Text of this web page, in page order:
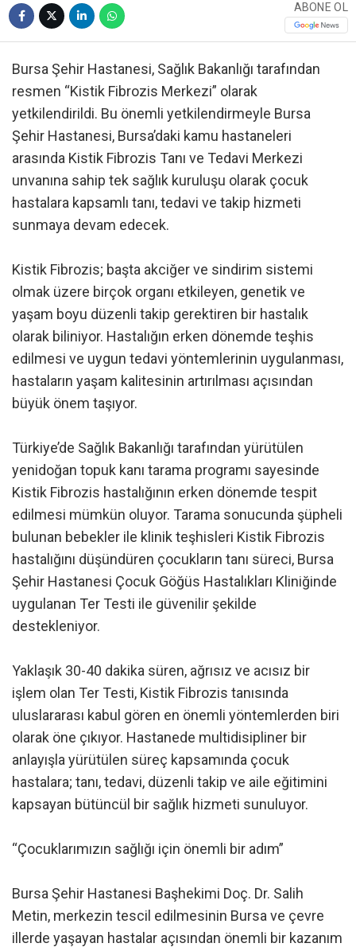
ABONE OL
Bursa Şehir Hastanesi, Sağlık Bakanlığı tarafından
resmen “Kistik Fibrozis Merkezi” olarak
yetkilendirildi. Bu önemli yetkilendirmeyle Bursa
Şehir Hastanesi, Bursa’daki kamu hastaneleri
arasında Kistik Fibrozis Tanı ve Tedavi Merkezi
unvanına sahip tek sağlık kuruluşu olarak çocuk
hastalara kapsamlı tanı, tedavi ve takip hizmeti
sunmaya devam edecek.
Kistik Fibrozis; başta akciğer ve sindirim sistemi
olmak üzere birçok organı etkileyen, genetik ve
yaşam boyu düzenli takip gerektiren bir hastalık
olarak biliniyor. Hastalığın erken dönemde teşhis
edilmesi ve uygun tedavi yöntemlerinin uygulanması,
hastaların yaşam kalitesinin artırılması açısından
büyük önem taşıyor.
Türkiye’de Sağlık Bakanlığı tarafından yürütülen
yenidoğan topuk kanı tarama programı sayesinde
Kistik Fibrozis hastalığının erken dönemde tespit
edilmesi mümkün oluyor. Tarama sonucunda şüpheli
bulunan bebekler ile klinik teşhisleri Kistik Fibrozis
hastalığını düşündüren çocukların tanı süreci, Bursa
Şehir Hastanesi Çocuk Göğüs Hastalıkları Kliniğinde
uygulanan Ter Testi ile güvenilir şekilde
destekleniyor.
Yaklaşık 30-40 dakika süren, ağrısız ve acısız bir
işlem olan Ter Testi, Kistik Fibrozis tanısında
uluslararası kabul gören en önemli yöntemlerden biri
olarak öne çıkıyor. Hastanede multidisipliner bir
anlayışla yürütülen süreç kapsamında çocuk
hastalara; tanı, tedavi, düzenli takip ve aile eğitimini
kapsayan bütüncül bir sağlık hizmeti sunuluyor.
“Çocuklarımızın sağlığı için önemli bir adım”
Bursa Şehir Hastanesi Başhekimi Doç. Dr. Salih
Metin, merkezin tescil edilmesinin Bursa ve çevre
illerde yaşayan hastalar açısından önemli bir kazanım